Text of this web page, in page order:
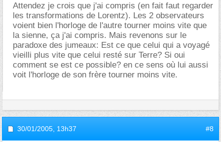
Attendez je crois que j'ai compris (en fait faut regarder
les transformations de Lorentz). Les 2 observateurs
voient bien l'horloge de l'autre tourner moins vite que
la sienne, ça j'ai compris. Mais revenons sur le
paradoxe des jumeaux: Est ce que celui qui a voyagé
vieilli plus vite que celui resté sur Terre? Si oui
comment se est ce possible? en ce sens où lui aussi
voit l'horloge de son frère tourner moins vite.
30/01/2005, 13h37 #8